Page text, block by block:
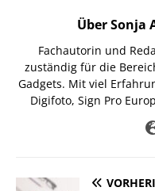
Über Sonja
Fachautorin und
zuständig für die
Gadgets. Mit viel
Digifoto, Sign Pro